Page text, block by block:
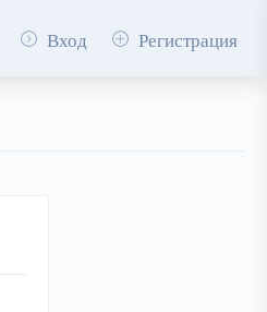
Вход Регистрация